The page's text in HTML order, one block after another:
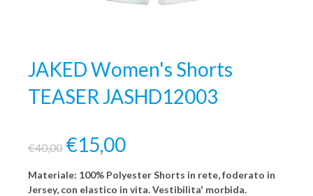
JAKED Women's Shorts
TEASER JASHD12003
€40,00 €15,00
Materiale: 100% Polyester Shorts in rete, foderato in
Jersey, con elastico in vita. Vestibilita' morbida.